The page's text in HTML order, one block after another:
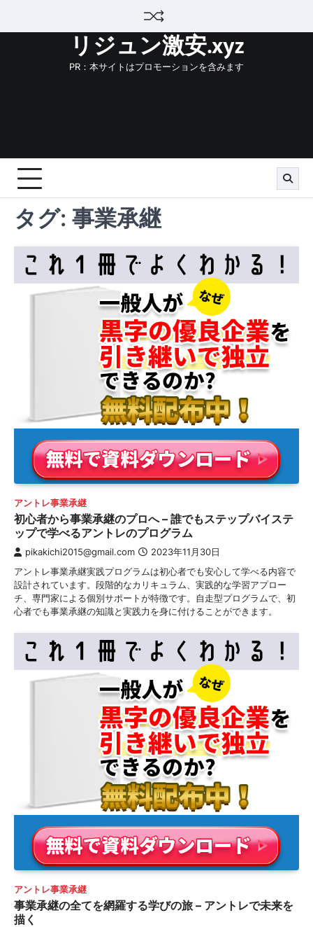
リジュン激安.xyz
PR：本サイトはプロモーションを含みます
タグ: 事業承継
アントレ事業承継
初心者から事業承継のプロへ – 誰でもステップバイステ
ップで学べるアントレのプログラム
pikakichi2015@gmail.com 2023年11月30日
アントレ事業承継実践プログラムは初心者でも安心して学べる内容で
設計されています。段階的なカリキュラム、実践的な学習アプロー
チ、専門家による個別サポートが特徴です。自走型プログラムで、初
心者でも事業承継の知識と実践力を身に付けることができます。
アントレ事業承継
事業承継の全てを網羅する学びの旅 – アントレで未来を
描く